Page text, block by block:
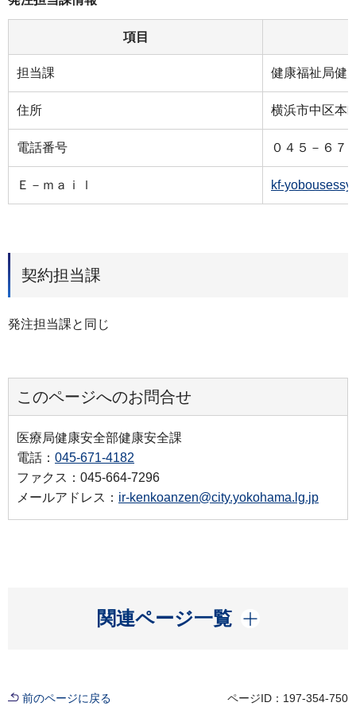
項目
担当課 健康福祉局健
住所 横浜市中区本
電話番号 ０４５－６７
Ｅ－ｍａｉｌ kf-
契約担当課
発注担当課と同じ
このページへのお問合せ
医療局健康安全部健康安全課
電話： 045-671-4182
ファクス：045-664-7296
メールアドレス： ir-kenkoanzen@city.yokohama.lg.jp
関連ページ一覧
開く
前のページに戻る ページID：197-354-750